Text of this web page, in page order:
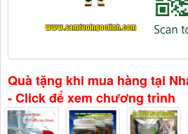
Quà tặng khi mua hàng tại
- Click để xem chương trình